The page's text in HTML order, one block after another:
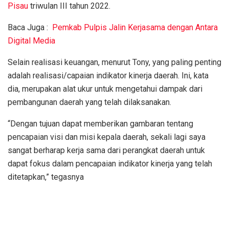
Pisau triwulan III tahun 2022.
Baca Juga : Pemkab Pulpis Jalin Kerjasama dengan Antara
Digital Media
Selain realisasi keuangan, menurut Tony, yang paling penting
adalah realisasi/capaian indikator kinerja daerah. Ini, kata
dia, merupakan alat ukur untuk mengetahui dampak dari
pembangunan daerah yang telah dilaksanakan.
“Dengan tujuan dapat memberikan gambaran tentang
pencapaian visi dan misi kepala daerah, sekali lagi saya
sangat berharap kerja sama dari perangkat daerah untuk
dapat fokus dalam pencapaian indikator kinerja yang telah
ditetapkan,” tegasnya